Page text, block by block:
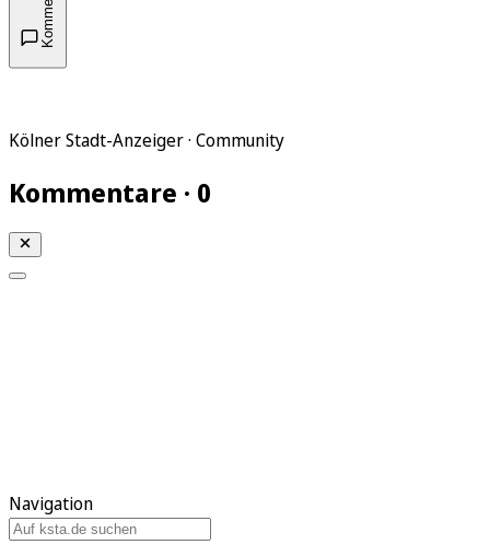
Kölner Stadt-Anzeiger · Community
Kommentare · 0
Navigation